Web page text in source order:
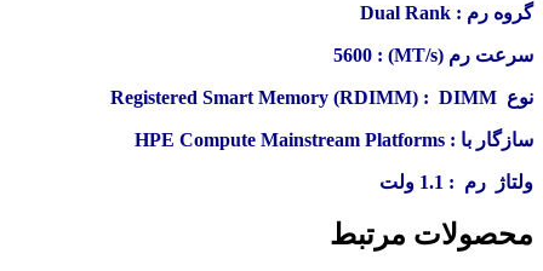
گروه رم : Dual Rank
سرعت رم (MT/s) : 5600
نوع Registered Smart Memory (RDIMM) : DIMM
سازگار با : HPE Compute Mainstream Platforms
ولتاژ رم : 1.1 ولت
محصولات مرتبط